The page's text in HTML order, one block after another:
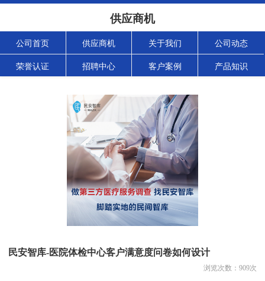
供应商机
公司首页 供应商机 关于我们 公司动态
荣誉认证 招聘中心 客户案例 产品知识
民安智库-医院体检中心客户满意度问卷如何设计
浏览次数： 909次